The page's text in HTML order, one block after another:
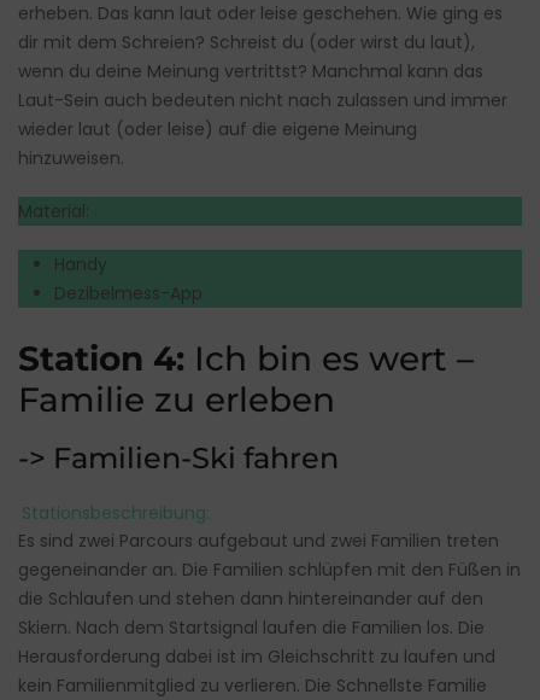
erheben. Das kann laut oder leise geschehen. Wie ging es
dir mit dem Schreien? Schreist du (oder wirst du laut),
wenn du deine Meinung vertrittst? Manchmal kann das
Laut-Sein auch bedeuten nicht nach zulassen und immer
wieder laut (oder leise) auf die eigene Meinung
hinzuweisen.
Material:
Handy
Dezibelmess-App
Station 4: Ich bin es wert –
Familie zu erleben
-> Familien-Ski fahren
Stationsbeschreibung:
Es sind zwei Parcours aufgebaut und zwei Familien treten
gegeneinander an. Die Familien schlüpfen mit den Füßen in
die Schlaufen und stehen dann hintereinander auf den
Skiern. Nach dem Startsignal laufen die Familien los. Die
Herausforderung dabei ist im Gleichschritt zu laufen und
kein Familienmitglied zu verlieren. Die Schnellste Familie